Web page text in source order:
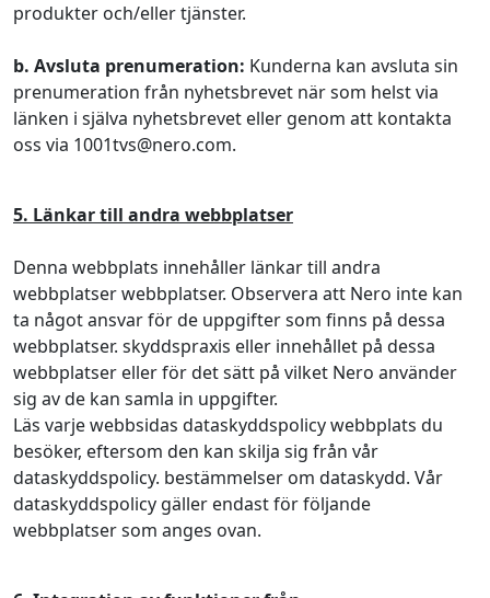
produkter och/eller tjänster.
b. Avsluta prenumeration: Kunderna kan avsluta sin
prenumeration från nyhetsbrevet när som helst via
länken i själva nyhetsbrevet eller genom att kontakta
oss via 1001tvs@nero.com.
5. Länkar till andra webbplatser
Denna webbplats innehåller länkar till andra
webbplatser webbplatser. Observera att Nero inte kan
ta något ansvar för de uppgifter som finns på dessa
webbplatser. skyddspraxis eller innehållet på dessa
webbplatser eller för det sätt på vilket Nero använder
sig av de kan samla in uppgifter.
Läs varje webbsidas dataskyddspolicy webbplats du
besöker, eftersom den kan skilja sig från vår
dataskyddspolicy. bestämmelser om dataskydd. Vår
dataskyddspolicy gäller endast för följande
webbplatser som anges ovan.